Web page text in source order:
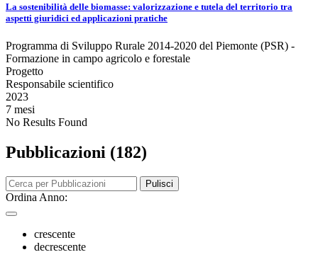
La sostenibilità delle biomasse: valorizzazione e tutela del territorio tra
aspetti giuridici ed applicazioni pratiche
Programma di Sviluppo Rurale 2014-2020 del Piemonte (PSR) -
Formazione in campo agricolo e forestale
Progetto
Responsabile scientifico
2023
7 mesi
No Results Found
Pubblicazioni (182)
Pulisci
Ordina Anno:
crescente
decrescente